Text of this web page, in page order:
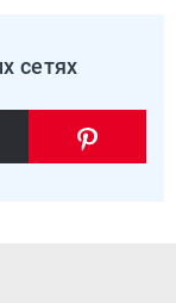
сетях